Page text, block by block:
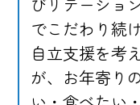
キャリアアッ
上位資格へ
護福祉士に
生活相談員
でこだわり続
自立支援を考
が、お年寄り